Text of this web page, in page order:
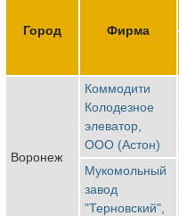
Город Фирма
Воронеж
Коммодити
Колодезное
элеватор,
ООО (Астон)
Мукомольный
завод
"Терновский",